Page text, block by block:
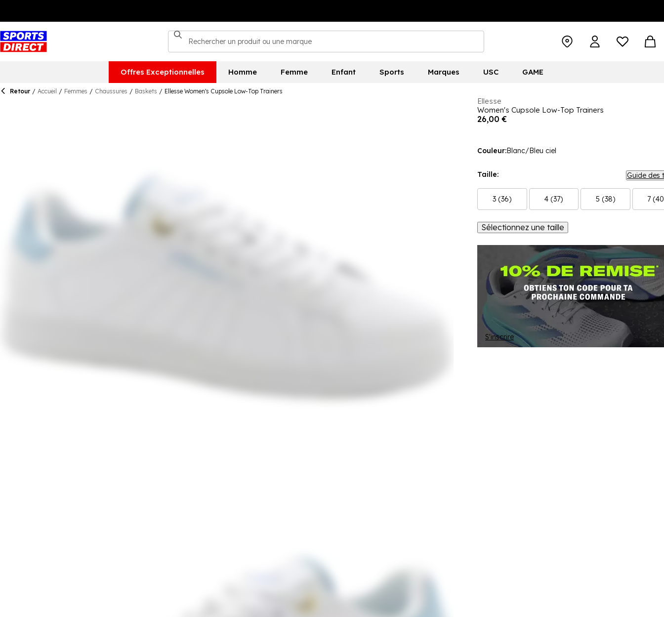
Offres Exceptionnelles Homme Femme Enfant Sports Marques USC GAME
Retour / Accueil / Femmes / Chaussures / Baskets / Ellesse Women's Cupsole Low-Top Trainers
Ellesse
Women's Cupsole Low-Top Trainers
26,00 €
Couleur:Blanc/Bleu ciel
Taille: Guide des
3 (36) 4 (37) 5 (38) 7
Sélectionnez une taille
S'inscrire